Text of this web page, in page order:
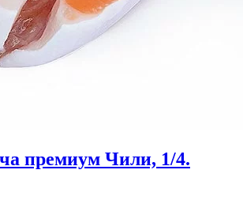
премиум Чили, 1/4.